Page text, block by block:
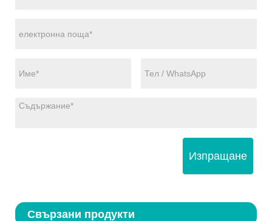
Изпращане
Свързани продукти